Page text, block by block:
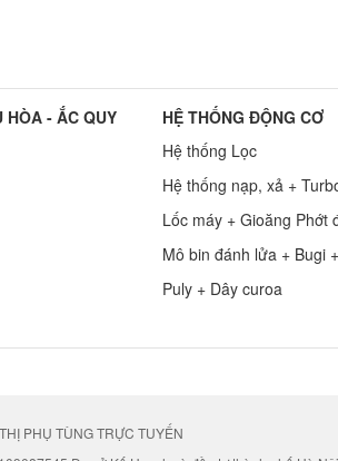
HÒA - ẮC QUY
HỆ THỐNG ĐỘNG CƠ
Hệ thống Lọc
Hệ thống nạp, xả +
Lốc máy + Gioăng Phớt
Mô bin đánh lửa + Bugi
Puly + Dây curoa
PHỤ TÙNG TRỰC TUYẾN